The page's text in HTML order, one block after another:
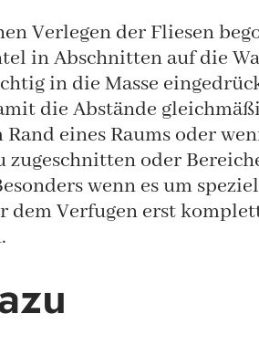
Verlegen der Fliesen
in Abschnitten auf die
in die Masse
die Abstände
eines Raums oder
zugeschnitten oder
wenn es um
dem Verfugen erst